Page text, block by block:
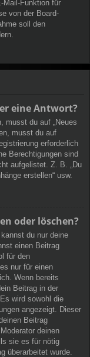
Mail-Funktion für
von der Board-
soll den
eine Antwort?
musst du auf „Neues
musst du auf
erforderlich
Berechtigungen sind
aufgelistet. Z. B. „Du
erstellen“ usw.
oder löschen?
du nur deine
einen Beitrag
für den
nur für einen
Wenn bereits
Beitrag in der
wird sowohl die
angezeigt. Dieser
Beitrag
deinen
sie es für nötig
überarbeitet wurde.